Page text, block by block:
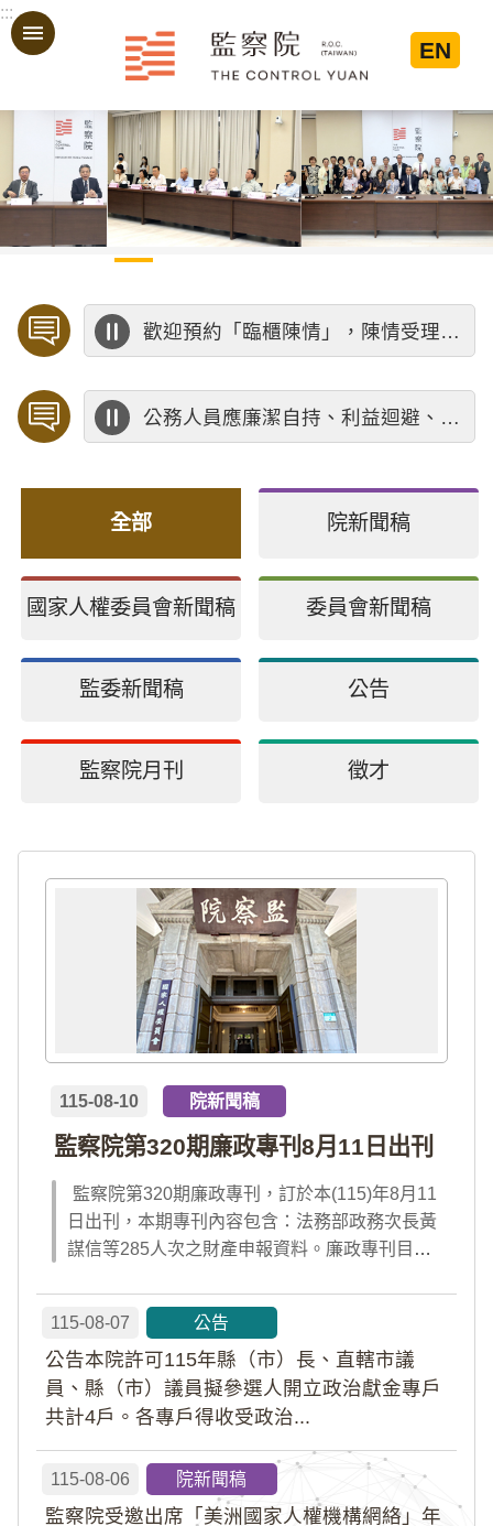
跳到主要內容區塊
:::
EN
歡迎預約「臨櫃陳情」，陳情受理中心將優先排定人員與您接談，釐清案情爭點後收案處理，以節省您的寶貴時間。
公務人員應廉潔自持、利益迴避、依法公正執行公務～考試院公務人員保障暨培訓委員會～
全部 院新聞稿
國家人權委員會新聞稿 委員會新聞稿
監委新聞稿 公告
監察院月刊 徵才
監察院第320期廉政專刊8月11日出刊
115-08-10 院新聞稿
監察院第320期廉政專刊，訂於本(115)年8月11
日出刊，本期專刊內容包含：法務部政務次長黃
謀信等285人次之財產申報資料。廉政專刊目次
網」查閱；專刊完整內容，請於出刊當日點選首
頁「公告園地」內「廉政專刊電子書」及「財產
申報公告資料」查閱。
115-08-07 公告
公告本院許可115年縣（市）長、直轄市議
員、縣（市）議員擬參選人開立政治獻金專戶
共計4戶。各專戶得收受政治...
115-08-06 院新聞稿
監察院受邀出席「美洲國家人權機構網絡」年